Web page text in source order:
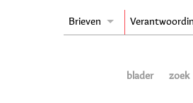
Brieven
blader zoek